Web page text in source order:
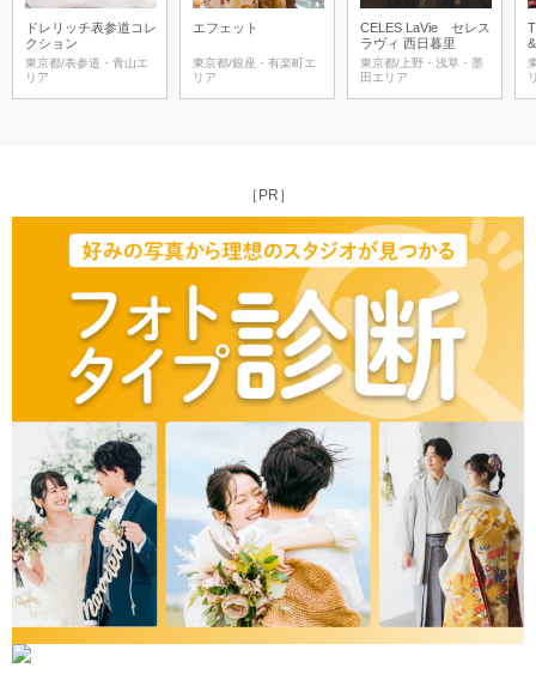
ドレリッチ表参道コレ
クション
東京都/表参道・青山エ
リア
エフェット
東京都/銀座・有楽町エ
リア
CELES LaVie セレス
ラヴィ 西日暮里
東京都/上野・浅草・墨
田エリア
［PR］